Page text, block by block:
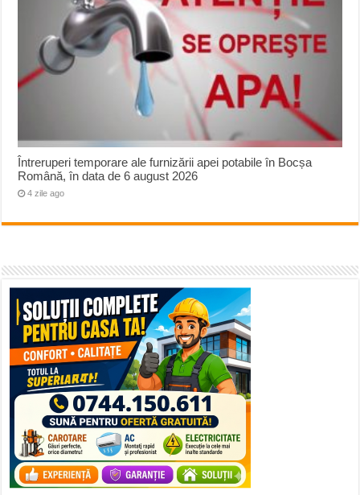
Întreruperi temporare ale furnizării apei potabile în Bocșa
Română, în data de 6 august 2026
4 zile ago